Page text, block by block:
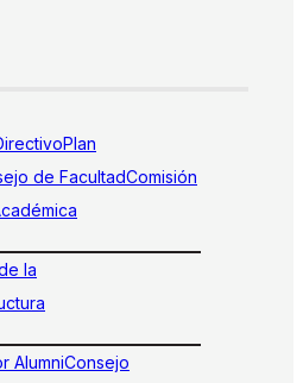
Plan
de FacultadComisión
la
AlumniConsejo